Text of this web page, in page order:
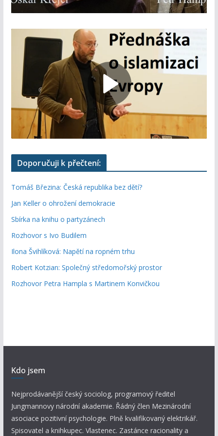
Doporučuji k přečtení:
Tomáš Březina: Česká republika bez dětí?
Jan Keller o ohrožení demokracie
Sbírka na knihu o partyzánech
Rozhovor s Ivo Budilem
Ilona Švihlíková: Napětí na ropném trhu
Robert Kotzian: Společný středomořský prostor
Rozhovor Petra Hampla s Martinem Konvičkou
Kdo jsem
Nejprodávanější český sociolog, programový ředitel
Jungmannovy národní akademie. Řádný člen Mezinárodní
asociace pozitivní psychologie. Plně kvalifikovaný elektrikář.
Spisovatel a knihkupec. Vlastenec. Zastánce racionality a